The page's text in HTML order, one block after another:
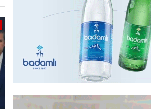
82
İtaliyada zibil qutusuna atılan 1 milyon
avroluq lotereya bileti iki günlük
axtarışdan sonra tapılıb
06.08.2026- 13:45 72